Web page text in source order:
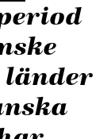
länder